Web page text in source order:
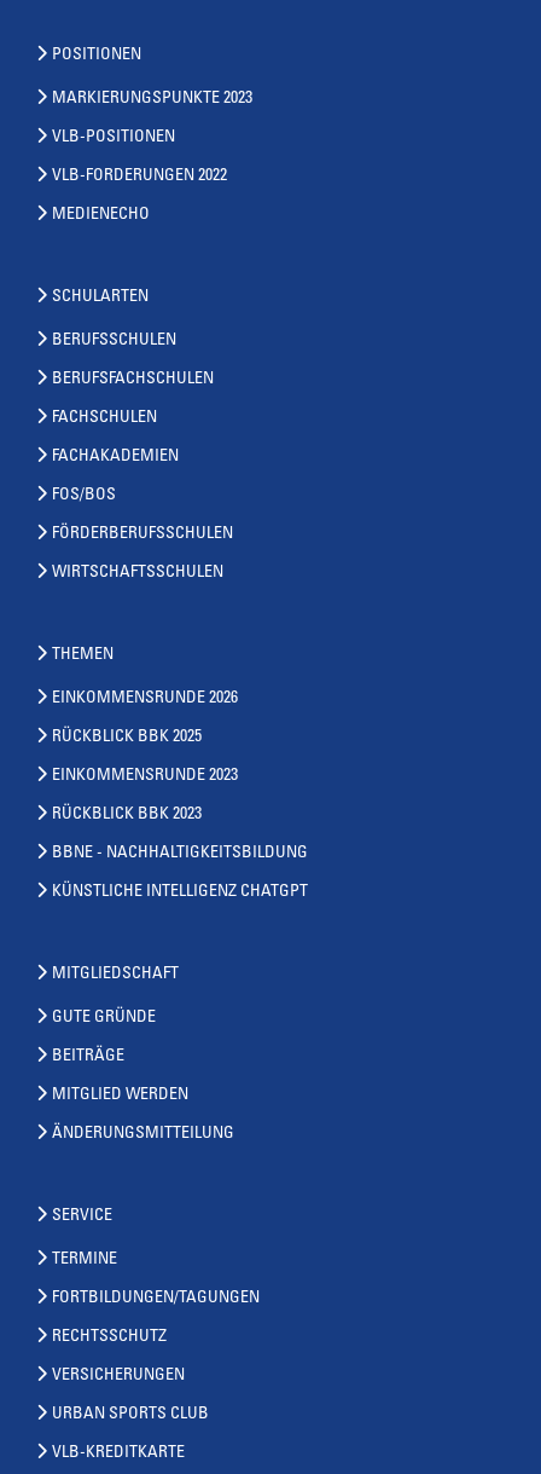
POSITIONEN
MARKIERUNGSPUNKTE 2023
VLB-POSITIONEN
VLB-FORDERUNGEN 2022
MEDIENECHO
SCHULARTEN
BERUFSSCHULEN
BERUFSFACHSCHULEN
FACHSCHULEN
FACHAKADEMIEN
FOS/BOS
FÖRDERBERUFSSCHULEN
WIRTSCHAFTSSCHULEN
THEMEN
EINKOMMENSRUNDE 2026
RÜCKBLICK BBK 2025
EINKOMMENSRUNDE 2023
RÜCKBLICK BBK 2023
BBNE - NACHHALTIGKEITSBILDUNG
KÜNSTLICHE INTELLIGENZ CHATGPT
MITGLIEDSCHAFT
GUTE GRÜNDE
BEITRÄGE
MITGLIED WERDEN
ÄNDERUNGSMITTEILUNG
SERVICE
TERMINE
FORTBILDUNGEN/TAGUNGEN
RECHTSSCHUTZ
VERSICHERUNGEN
URBAN SPORTS CLUB
VLB-KREDITKARTE